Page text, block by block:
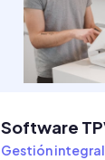
Software
Gestión